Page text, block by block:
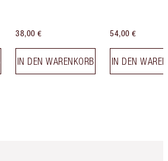
38,00 €
IN DEN WARENKORB
54,00 €
IN DEN